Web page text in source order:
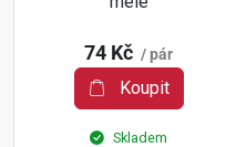
74 Kč / pár
Koupit
Skladem